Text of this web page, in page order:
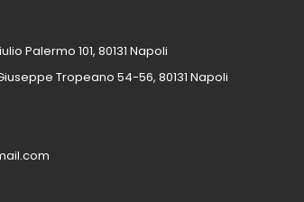
Palermo 101, 80131 Napoli
Tropeano 54-56, 80131 Napoli